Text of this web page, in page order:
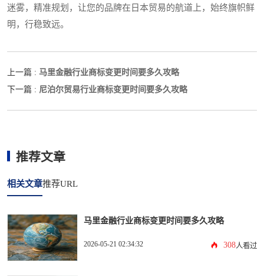
迷雾，精准规划，让您的品牌在日本贸易的航道上，始终旗帜鲜
明，行稳致远。
上一篇 : 马里金融行业商标变更时间要多久攻略
下一篇 : 尼泊尔贸易行业商标变更时间要多久攻略
推荐文章
相关文章推荐URL
马里金融行业商标变更时间要多久攻略
2026-05-21 02:34:32 308人看过